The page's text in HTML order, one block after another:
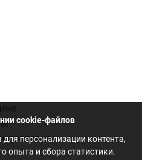
доставка
cookie-файлов
персонализации контента,
опыта и сбора статистики.